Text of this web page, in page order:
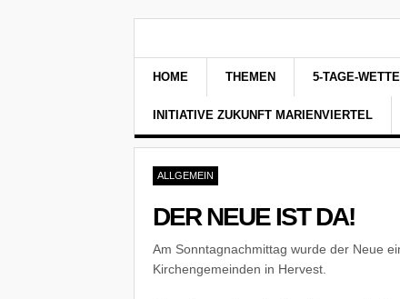
HOME THEMEN 5-TAGE-
INITIATIVE ZUKUNFT MARIENVIERTEL
ALLGEMEIN
DER NEUE IST DA!
Am Sonntagnachmittag wurde der Neue
Kirchengemeinden in Hervest.